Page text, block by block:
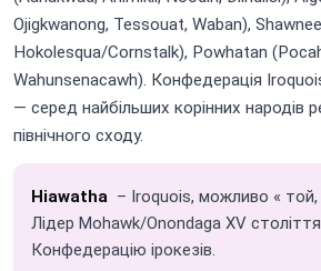
Ojigkwanong, Tessouat, Waban),
Hokolesqua/Cornstalk), Powhatan
Wahunsenacawh). Конфедерація
— серед найбільших корінних народів
північного сходу.
Hiawatha – Iroquois, можливо « той,
Лідер Mohawk/Onondaga XV
Конфедерацію ірокезів.